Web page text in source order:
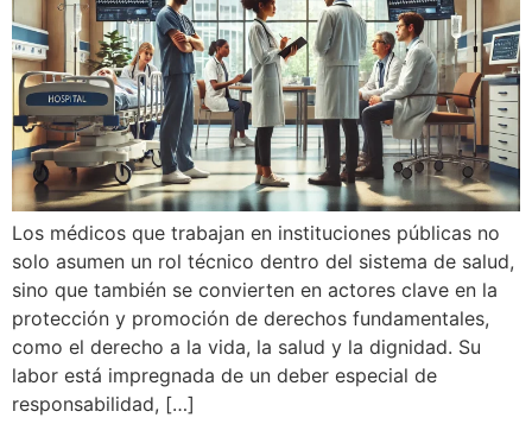
Los médicos que trabajan en instituciones públicas no
solo asumen un rol técnico dentro del sistema de salud,
sino que también se convierten en actores clave en la
protección y promoción de derechos fundamentales,
como el derecho a la vida, la salud y la dignidad. Su
labor está impregnada de un deber especial de
responsabilidad, […]